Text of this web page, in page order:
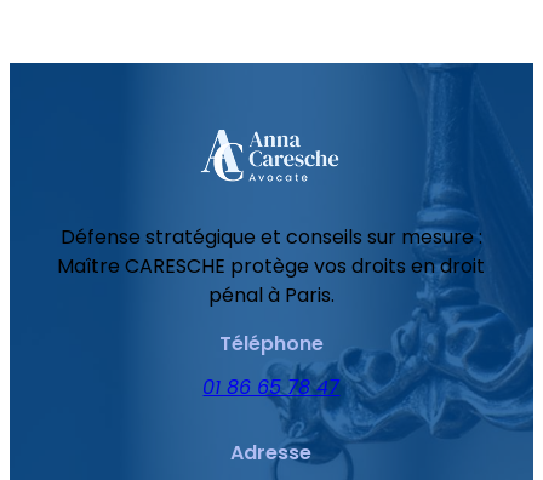
Défense stratégique et conseils sur mesure :
Maître CARESCHE protège vos droits en droit
pénal à Paris.
Téléphone
01 86 65 78 47
Adresse